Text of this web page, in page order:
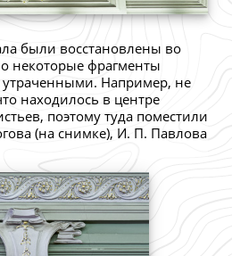
были восстановлены во
некоторые фрагменты
утраченными. Например, не
находилось в центре
поэтому туда поместили
(на снимке), И. П. Павлова